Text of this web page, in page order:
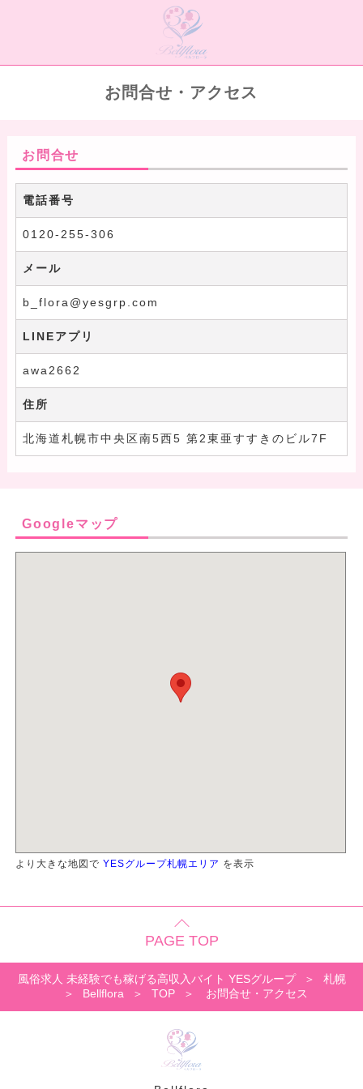
お問合せ・アクセス
お問合せ
電話番号
0120-255-306
メール
b_flora@yesgrp.com
LINEアプリ
awa2662
住所
北海道札幌市中央区南5西5 第2東亜すすきのビル7F
Googleマップ
より大きな地図で YESグループ札幌エリア を表示
PAGE TOP
風俗求人 未経験でも稼げる高収入バイト YESグループ
札幌
Bellflora
TOP お問合せ・アクセス